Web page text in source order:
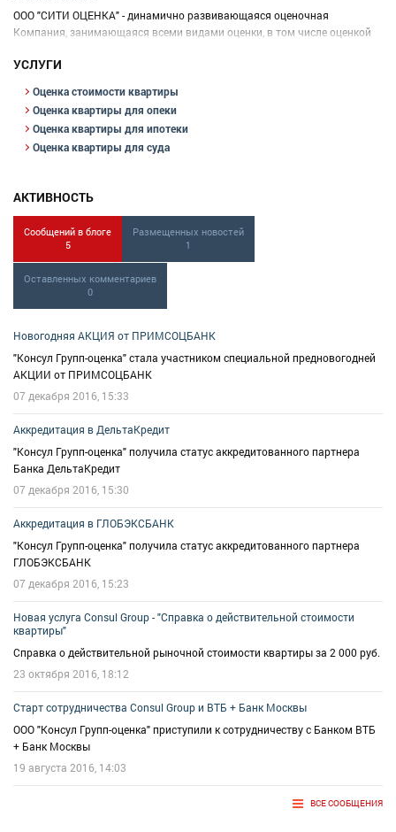
ООО "СИТИ ОЦЕНКА" - динамично развивающаяся оценочная
Компания, занимающаяся всеми видами оценки, в том числе оценкой
ипотеки.
УСЛУГИ
Оценка стоимости квартиры
Оценка квартиры для опеки
Оценка квартиры для ипотеки
Оценка квартиры для суда
АКТИВНОСТЬ
Сообщений в блоге
5
Размещенных новостей
1
Оставленных комментариев
0
Новогодняя АКЦИЯ от ПРИМСОЦБАНК
"Консул Групп-оценка" стала участником специальной предновогодней
АКЦИИ от ПРИМСОЦБАНК
07 декабря 2016, 15:33
Аккредитация в ДельтаКредит
"Консул Групп-оценка" получила статус аккредитованного партнера
Банка ДельтаКредит
07 декабря 2016, 15:30
Аккредитация в ГЛОБЭКСБАНК
"Консул Групп-оценка" получила статус аккредитованного партнера
ГЛОБЭКСБАНК
07 декабря 2016, 15:23
Новая услуга Consul Group - "Справка о действительной стоимости
квартиры"
Справка о действительной рыночной стоимости квартиры за 2 000 руб.
23 октября 2016, 18:12
Старт сотрудничества Consul Group и ВТБ + Банк Москвы
ООО "Консул Групп-оценка" приступили к сотрудничеству с Банком ВТБ
+ Банк Москвы
19 августа 2016, 14:03
ВСЕ СООБЩЕНИЯ